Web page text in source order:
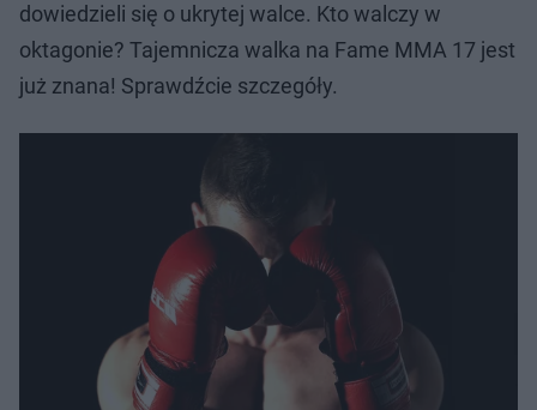
dowiedzieli się o ukrytej walce. Kto walczy w
oktagonie? Tajemnicza walka na Fame MMA 17 jest
już znana! Sprawdźcie szczegóły.